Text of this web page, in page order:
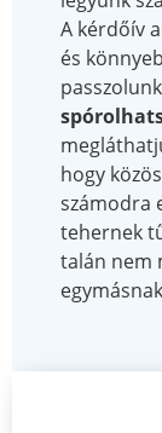
A kérdőív
és
hogy
számodra
tehernek
talán nem